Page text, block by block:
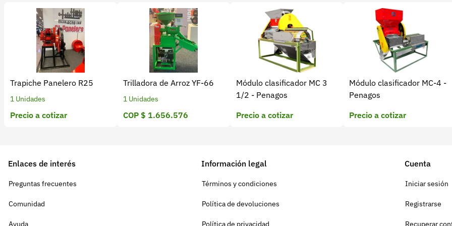
Trapiche Panelero R25
1 Unidades
Precio a cotizar
Trilladora de Arroz YF-66
1 Unidades
COP $ 1.656.576
Módulo clasificador MC 3
1/2 - Penagos
Precio a cotizar
Módulo clasificador MC-4 -
Penagos
Precio a cotizar
Enlaces de interés
Preguntas frecuentes
Comunidad
Ayuda
Información legal
Términos y condiciones
Política de devoluciones
Política de privacidad
Cuenta
Iniciar sesión
Registrarse
Recuperar